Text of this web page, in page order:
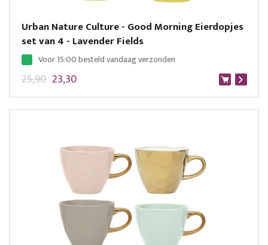
Urban Nature Culture - Good Morning Eierdopjes
set van 4 - Lavender Fields
Voor 15:00 besteld vandaag verzonden
23,30
25,90